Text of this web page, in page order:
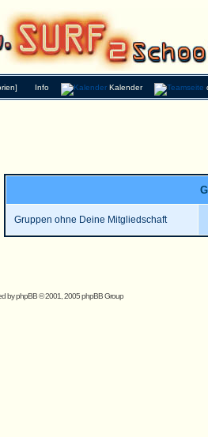
Info Kalender
Gruppen ohne Deine Mitgliedschaft
byphpBB© 2001, 2005 phpBB Group